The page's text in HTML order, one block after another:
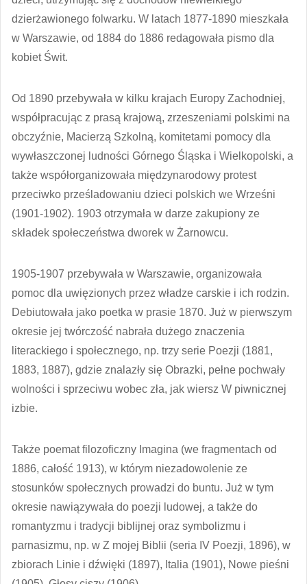
dzierżawionego folwarku. W latach 1877-1890 mieszkała
w Warszawie, od 1884 do 1886 redagowała pismo dla
kobiet Świt.
Od 1890 przebywała w kilku krajach Europy Zachodniej,
współpracując z prasą krajową, zrzeszeniami polskimi na
obczyźnie, Macierzą Szkolną, komitetami pomocy dla
wywłaszczonej ludności Górnego Śląska i Wielkopolski, a
także współorganizowała międzynarodowy protest
przeciwko prześladowaniu dzieci polskich we Wrześni
(1901-1902). 1903 otrzymała w darze zakupiony ze
składek społeczeństwa dworek w Żarnowcu.
1905-1907 przebywała w Warszawie, organizowała
pomoc dla uwięzionych przez władze carskie i ich rodzin.
Debiutowała jako poetka w prasie 1870. Już w pierwszym
okresie jej twórczość nabrała dużego znaczenia
literackiego i społecznego, np. trzy serie Poezji (1881,
1883, 1887), gdzie znalazły się Obrazki, pełne pochwały
wolności i sprzeciwu wobec zła, jak wiersz W piwnicznej
izbie.
Także poemat filozoficzny Imagina (we fragmentach od
1886, całość 1913), w którym niezadowolenie ze
stosunków społecznych prowadzi do buntu. Już w tym
okresie nawiązywała do poezji ludowej, a także do
romantyzmu i tradycji biblijnej oraz symbolizmu i
parnasizmu, np. w Z mojej Biblii (seria IV Poezji, 1896), w
zbiorach Linie i dźwięki (1897), Italia (1901), Nowe pieśni